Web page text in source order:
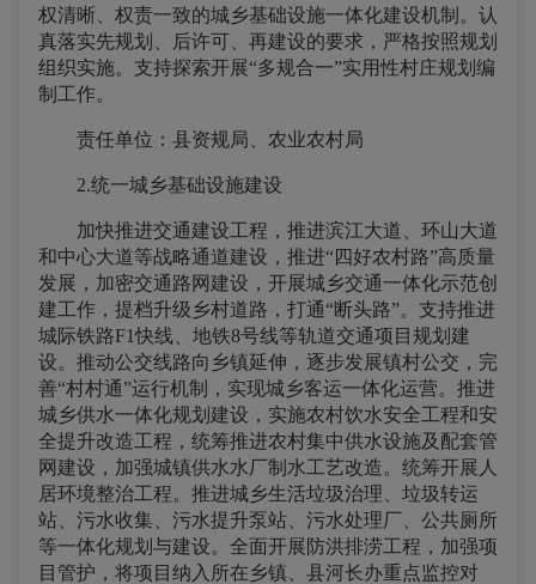
权清晰、权责一致的城乡基础设施一体化建设机制。认
真落实先规划、后许可、再建设的要求，严格按照规划
组织实施。支持探索开展“多规合一”实用性村庄规划编
制工作。
责任单位：县资规局、农业农村局
2.统一城乡基础设施建设
加快推进交通建设工程，推进滨江大道、环山大道
和中心大道等战略通道建设，推进“四好农村路”高质量
发展，加密交通路网建设，开展城乡交通一体化示范创
建工作，提档升级乡村道路，打通“断头路”。支持推进
城际铁路F1快线、地铁8号线等轨道交通项目规划建
设。推动公交线路向乡镇延伸，逐步发展镇村公交，完
善“村村通”运行机制，实现城乡客运一体化运营。推进
城乡供水一体化规划建设，实施农村饮水安全工程和安
全提升改造工程，统筹推进农村集中供水设施及配套管
网建设，加强城镇供水水厂制水工艺改造。统筹开展人
居环境整治工程。推进城乡生活垃圾治理、垃圾转运
站、污水收集、污水提升泵站、污水处理厂、公共厕所
等一体化规划与建设。全面开展防洪排涝工程，加强项
目管护，将项目纳入所在乡镇、县河长办重点监控对